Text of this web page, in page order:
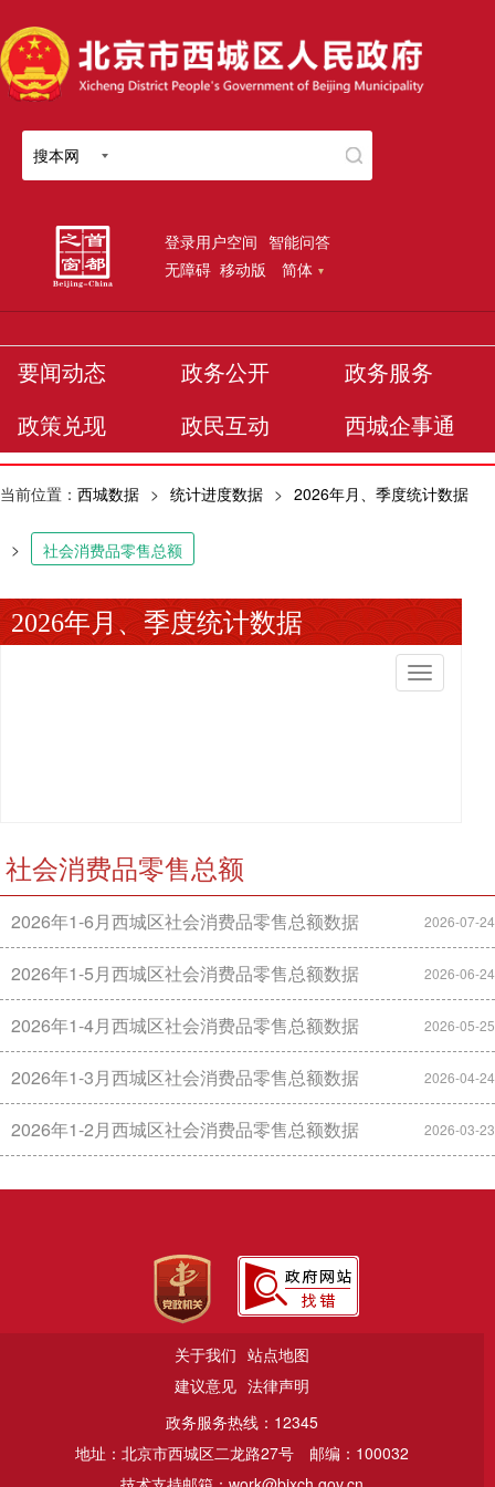
搜本网
登录用户空间 智能问答
无障碍 移动版 简体
要闻动态 政务公开 政务服务
政策兑现 政民互动 西城企事通
当前位置： 西城数据 > 统计进度数据 > 2026年月、季度统计数据
> 社会消费品零售总额
2026年月、季度统计数据
切
换
社会消费品零售总额
2026年1-6月西城区社会消费品零售总额数据 2026-07-24
2026年1-5月西城区社会消费品零售总额数据 2026-06-24
2026年1-4月西城区社会消费品零售总额数据 2026-05-25
2026年1-3月西城区社会消费品零售总额数据 2026-04-24
2026年1-2月西城区社会消费品零售总额数据 2026-03-23
关于我们 站点地图
建议意见 法律声明
政务服务热线：12345
地址：北京市西城区二龙路27号
邮编：100032